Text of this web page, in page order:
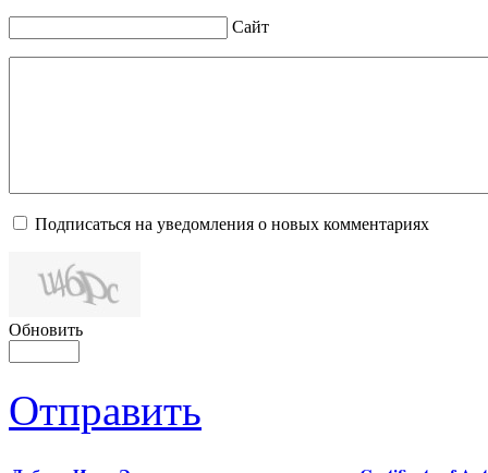
Сайт
Подписаться на уведомления о новых комментариях
Обновить
Отправить